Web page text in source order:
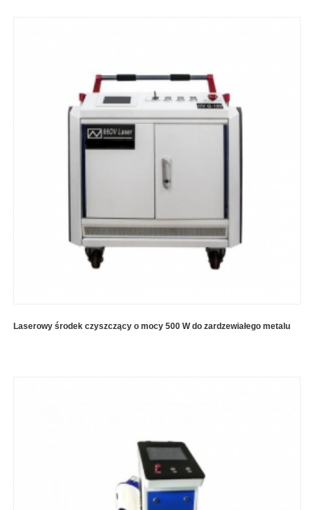
Laserowy środek czyszczący o mocy 500 W do zardzewiałego metalu